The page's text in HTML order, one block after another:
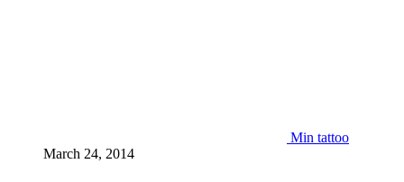
Min tattoo
March 24, 2014